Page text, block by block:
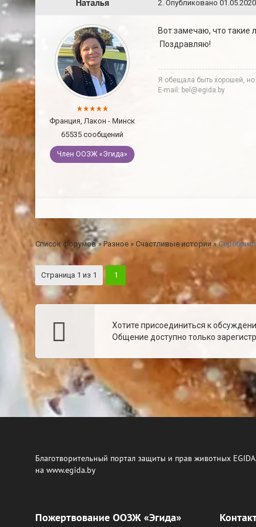
Наталья 2. Опубликовано
Франция, Лакон - Минск
65535 сообщений
Член ООЗЖ «Эгида»
Вот замечаю, что такие
Поздравляю!
Я обещала быть хорошей, но
E-mail: bel@egida.by
Список форумов » Разное » Счастливые истории »
Страница 1 из 1 1
Хотите присоединиться к
Общение доступно только
Благотворительный портал защиты и прав животных
на www.egida.by
Пожертвование ООЗЖ «Эгида»